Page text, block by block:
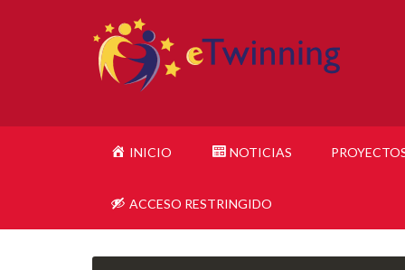
INICIO NOTICIAS
ACCESO RESTRINGIDO